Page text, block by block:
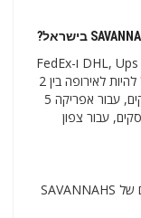
ב-SAVANNAHS ההזמנות שלך נשלחות על ידי DHL, Ups ו-FedEx
ויש להן זמן אספקה ​​משוער בהתאם ליעדן, שיכול להיות לאירופה בין 2
ל-7 ימי עסקים, לאסיה בין 3 ל-10 ימים. ימי עסקים, עבור אפריקה 5
עבור אוקיאניה 4 עד 10 ימי עסקים, עבור צפון
להלן רשימה של כמה מהצעות הקידום והקופונים של SAVANNAHS